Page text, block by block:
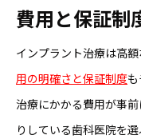
費用と保証制
インプラント治療は高
用の明確さと保証制度
治療にかかる費用が事
りしている歯科医院を選